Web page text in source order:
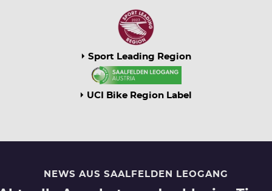
Sport Leading Region
UCI Bike Region Label
NEWS AUS SAALFELDEN LEOGANG